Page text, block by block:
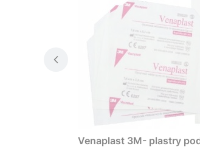
Venaplast 3M- plastry